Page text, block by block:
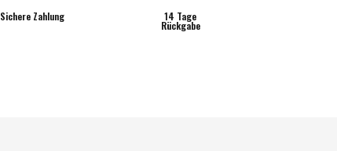
Sichere Zahlung 14 Tage
Rückgabe